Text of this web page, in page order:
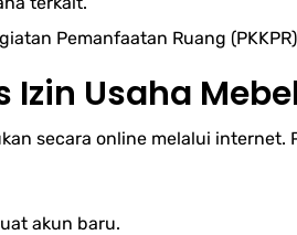
Pemanfaatan Ruang
Usaha
secara online melalui
akun baru.